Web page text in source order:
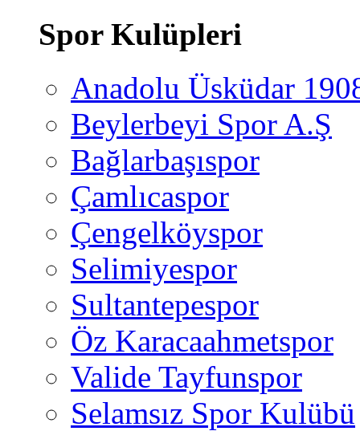
Spor Kulüpleri
Anadolu Üsküdar
Beylerbeyi Spor A.Ş
Bağlarbaşıspor
Çamlıcaspor
Çengelköyspor
Selimiyespor
Sultantepespor
Öz Karacaahmetspor
Valide Tayfunspor
Selamsız Spor Kulübü